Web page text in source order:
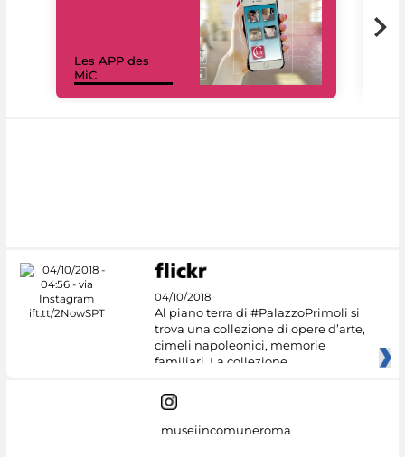
Les APP des
MiC
04/10/2018
Al piano terra di #PalazzoPrimoli si
trova una collezione di opere d’arte,
cimeli napoleonici, memorie
familiari. La collezione
museiincomuneroma